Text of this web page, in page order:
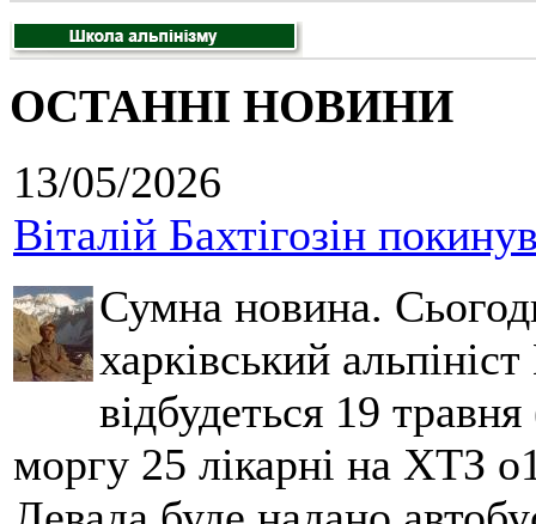
ОСТАННІ НОВИНИ
13/05/2026
Віталій Бахтігозін
Сумна новина.
харківський
відбудеться 19
моргу 25 лікарні на ХТЗ